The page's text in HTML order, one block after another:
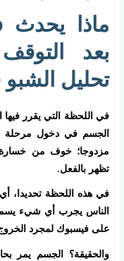
ماذا يحدث
بعد
تحليل الشبو
في اللحظة التي يقرر
الجسم في دخول مرحلة
مزدوجا؛ خوف من
تظهر بالفعل.
في هذه اللحظة تحديدا،
الناس يجرب أي شيء
على فيسبوك لمجرد
والحقيقة؟ الجسم يمر